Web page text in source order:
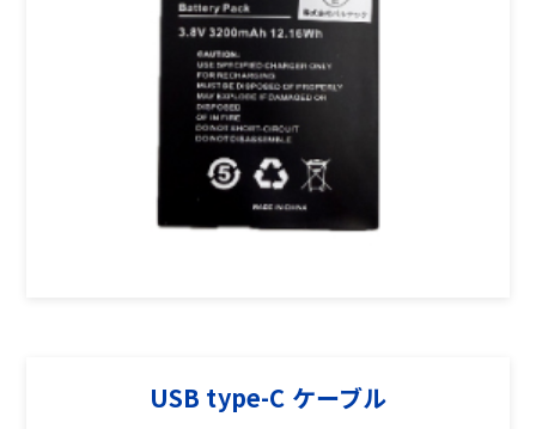
USB type-C ケーブル